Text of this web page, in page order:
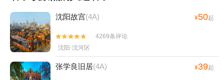
沈阳故宫(4A) ¥50起


4269条评论
沈阳·沈河区
张学良旧居(4A) ¥39起